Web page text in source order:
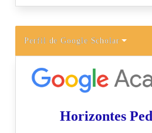
Perfil de Google Scholar